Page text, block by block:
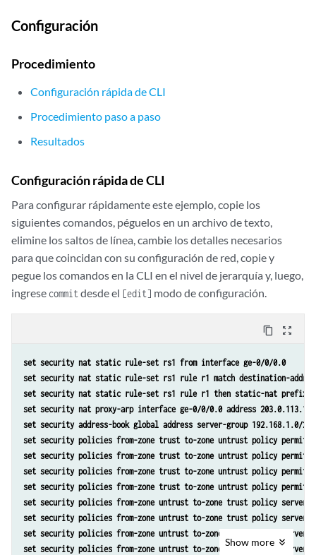
Configuración
Procedimiento
Configuración rápida de CLI
Procedimiento paso a paso
Resultados
Configuración rápida de CLI
Para configurar rápidamente este ejemplo, copie los
siguientes comandos, péguelos en un archivo de texto,
elimine los saltos de línea, cambie los detalles necesarios
para que coincidan con su configuración de red, copie y
pegue los comandos en la CLI en el nivel de jerarquía y, luego,
ingrese commitdesde el [edit] modo de configuración.
content_copy zoom_out_map
set security nat static rule-set rs1 from interface ge-0/0/0.0
set security nat static rule-set rs1 rule r1 match destination-
set security nat static rule-set rs1 rule r1 then static-nat prefix
set security nat proxy-arp interface ge-0/0/0.0 address 203.0.113.1/
set security address-book global address server-group 192.168.1.0/24
set security policies from-zone trust to-zone untrust policy permit-
set security policies from-zone trust to-zone untrust policy permit-
set security policies from-zone trust to-zone untrust policy permit-
set security policies from-zone trust to-zone untrust policy
set security policies from-zone untrust to-zone trust policy server-
set security policies from-zone untrust to-zone trust policy server-
set security policies from-zone untrust to-zone trust policy server-
set security policies from-zone untrust to-zone trust policy server-
Show more